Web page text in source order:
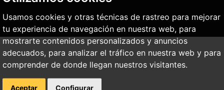
Usamos cookies y otras técnicas de rastreo para mejorar
tu experiencia de navegación en nuestra web, para
mostrarte contenidos personalizados y anuncios
adecuados, para analizar el tráfico en nuestra web y para
comprender de donde llegan nuestros visitantes.
Aceptar Configurar